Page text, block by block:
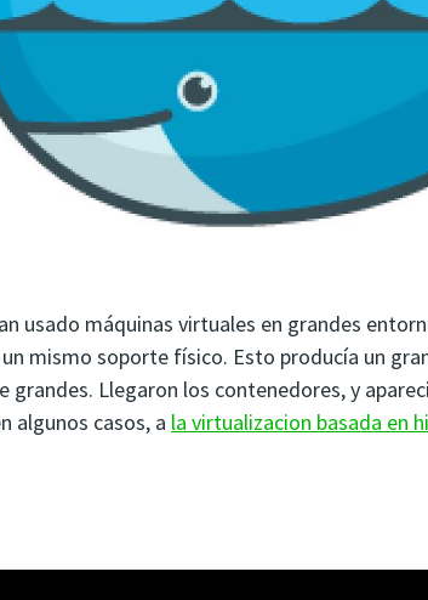
usado máquinas virtuales en grandes
mismo soporte físico. Esto producía un
grandes. Llegaron los contenedores, y
algunos casos, a la virtualizacion basada en